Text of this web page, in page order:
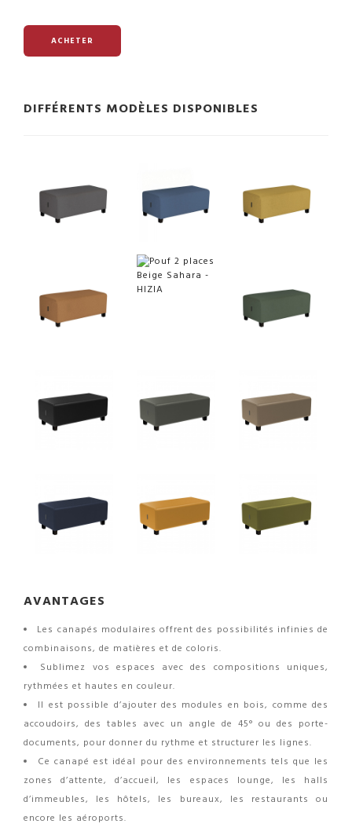
ACHETER
DIFFÉRENTS MODÈLES DISPONIBLES
AVANTAGES
Les canapés modulaires offrent des possibilités infinies de
combinaisons, de matières et de coloris.
Sublimez vos espaces avec des compositions uniques,
rythmées et hautes en couleur.
Il est possible d’ajouter des modules en bois, comme des
accoudoirs, des tables avec un angle de 45° ou des porte-
documents, pour donner du rythme et structurer les lignes.
Ce canapé est idéal pour des environnements tels que les
zones d’attente, d’accueil, les espaces lounge, les halls
d’immeubles, les hôtels, les bureaux, les restaurants ou
encore les aéroports.